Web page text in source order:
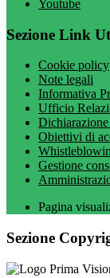
Youtube
Sezione Link
Cookie policy
Note legali
Informativa
Ufficio
Obiettivi di
Gestione
Pagina
Sezione